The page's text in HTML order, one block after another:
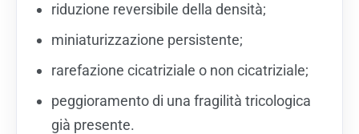
riduzione reversibile della densità;
miniaturizzazione persistente;
rarefazione cicatriziale o non cicatriziale;
peggioramento di una fragilità tricologica
già presente.